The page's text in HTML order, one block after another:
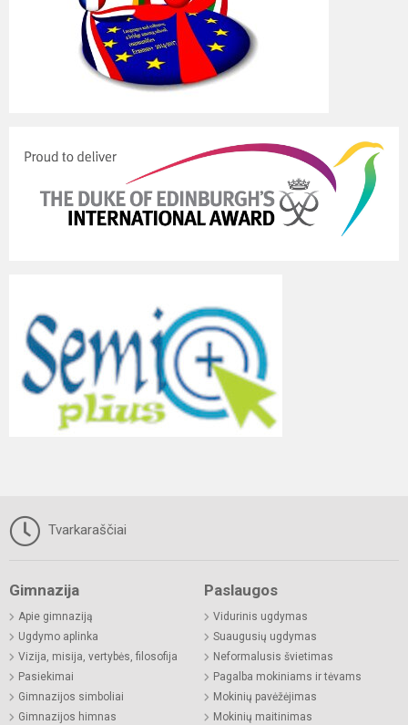
Tvarkaraščiai
Gimnazija
Apie gimnaziją
Ugdymo aplinka
Vizija, misija, vertybės, filosofija
Pasiekimai
Gimnazijos simboliai
Gimnazijos himnas
Paslaugos
Vidurinis ugdymas
Suaugusių ugdymas
Neformalusis švietimas
Pagalba mokiniams ir tėvams
Mokinių pavėžėjimas
Mokinių maitinimas